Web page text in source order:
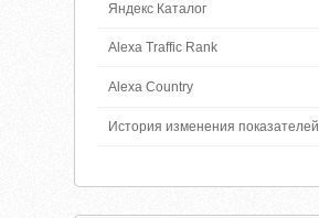
Яндекс Каталог
Alexa Traffic Rank
Alexa Country
История изменения показателей